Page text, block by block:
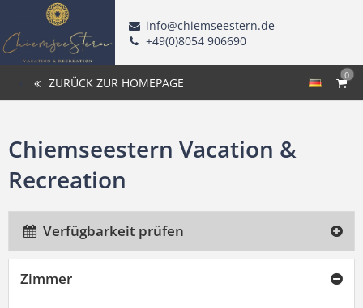
info@chiemseestern.de
+49(0)8054 906690
0
ZURÜCK ZUR HOMEPAGE
Chiemseestern Vacation &
Recreation
Verfügbarkeit prüfen
Zimmer